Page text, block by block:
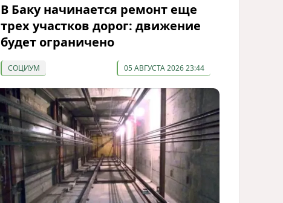
В Баку начинается ремонт еще
трех участков дорог: движение
будет ограничено
СОЦИУМ 05 АВГУСТА 2026 23:44